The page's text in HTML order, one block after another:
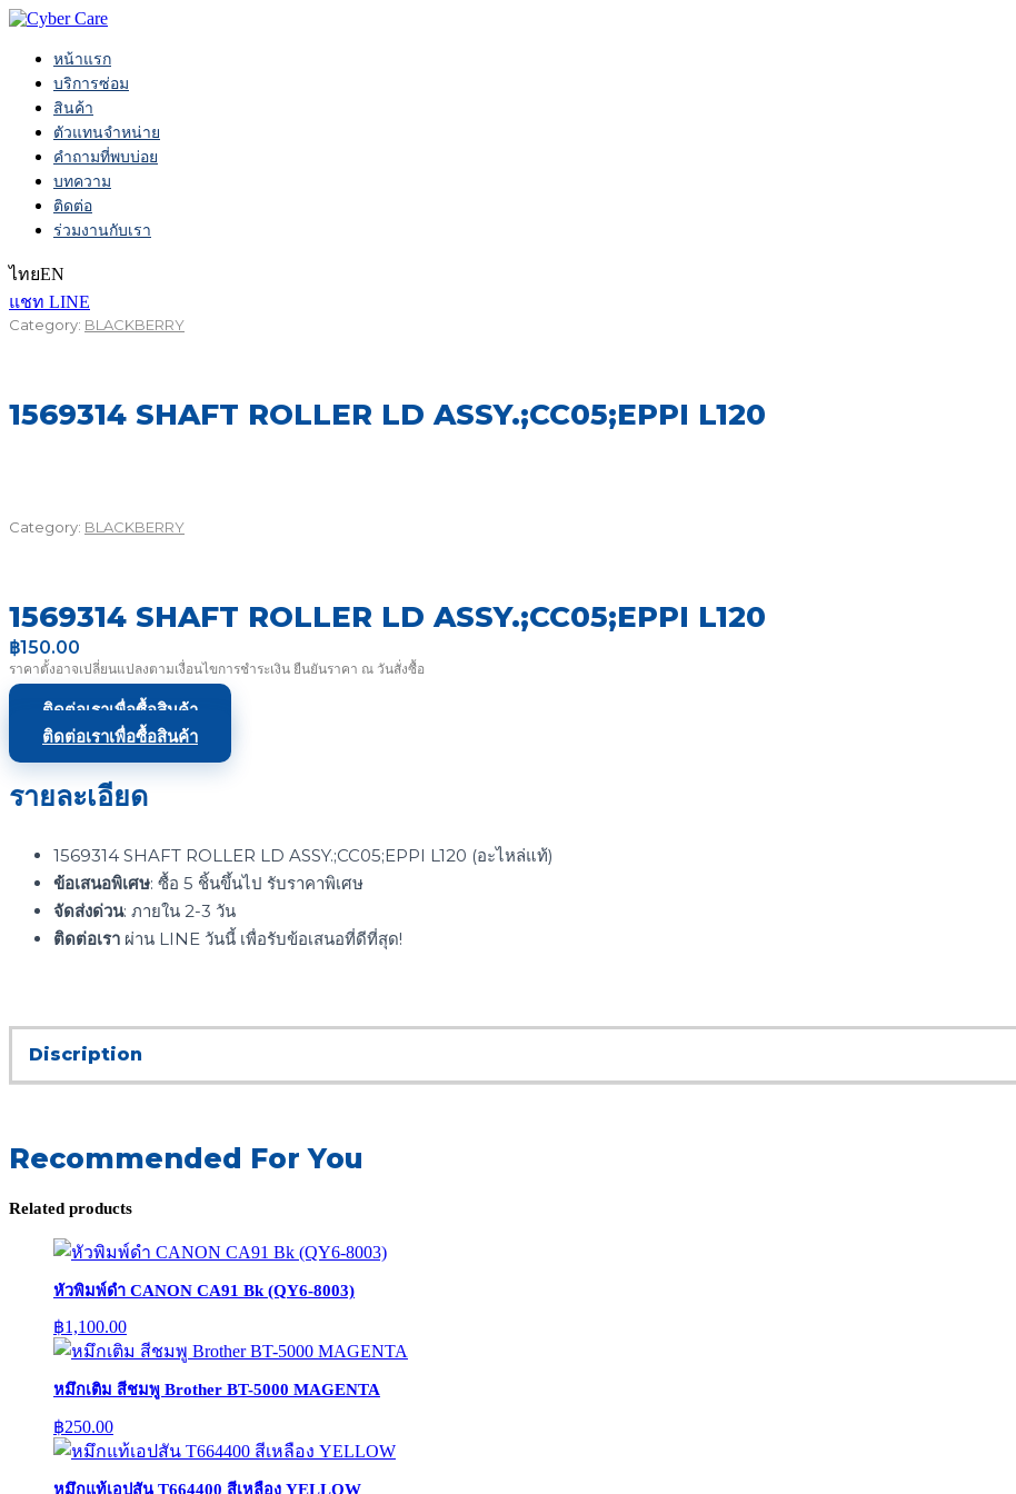
หน้าแรก
บริการซ่อม
สินค้า
ตัวแทนจำหน่าย
คำถามที่พบบ่อย
บทความ
ติดต่อ
ร่วมงานกับเรา
ไทยEN
แชท LINE
Category: BLACKBERRY
1569314 SHAFT ROLLER LD ASSY.;CC05;EPPI L120
Category: BLACKBERRY
1569314 SHAFT ROLLER LD ASSY.;CC05;EPPI L120
฿150.00
ราคาตั้งอาจเปลี่ยนแปลงตามเงื่อนไขการชำระเงิน ยืนยันราคา ณ วันสั่งซื้อ
ติดต่อเราเพื่อซื้อสินค้า
ติดต่อเราเพื่อซื้อสินค้า
รายละเอียด
1569314 SHAFT ROLLER LD ASSY.;CC05;EPPI L120 (อะไหล่แท้)
ข้อเสนอพิเศษ: ซื้อ 5 ชิ้นขึ้นไป รับราคาพิเศษ
จัดส่งด่วน: ภายใน 2-3 วัน
ติดต่อเรา ผ่าน LINE วันนี้ เพื่อรับข้อเสนอที่ดีที่สุด!
Discription
Recommended For You
Related products
หัวพิมพ์ดำ CANON CA91 Bk (QY6-8003)
฿1,100.00
หมึกเติม สีชมพู Brother BT-5000 MAGENTA
฿250.00
หมึกแท้เอปสัน T664400 สีเหลือง YELLOW